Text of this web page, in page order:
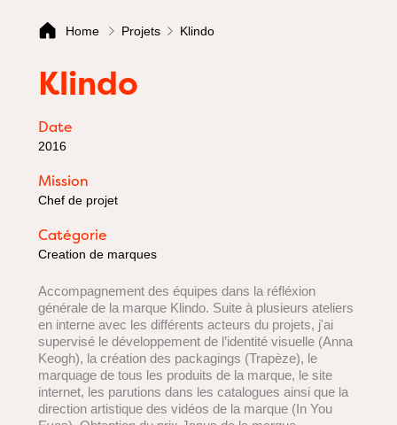
Home Projets Klindo
Klindo
Date
2016
Mission
Chef de projet
Catégorie
Creation de marques
Accompagnement des équipes dans la réfléxion
générale de la marque Klindo. Suite à plusieurs ateliers
en interne avec les différents acteurs du projets, j'ai
supervisé le développement de l’identité visuelle (Anna
Keogh), la création des packagings (Trapèze), le
marquage de tous les produits de la marque, le site
internet, les parutions dans les catalogues ainsi que la
direction artistique des vidéos de la marque (In You